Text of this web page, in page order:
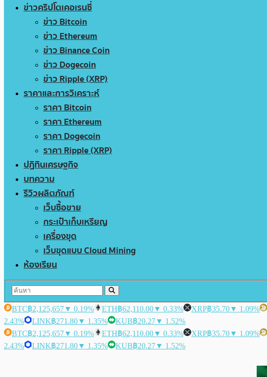
ข่าวคริปโตเคอเรนซี่
ข่าว Bitcoin
ข่าว Ethereum
ข่าว Binance Coin
ข่าว Dogecoin
ข่าว Ripple (XRP)
ราคาและการวิเคราะห์
ราคา Bitcoin
ราคา Ethereum
ราคา Dogecoin
ราคา Ripple (XRP)
ปฏิทินเศรษฐกิจ
บทความ
รีวิวผลิตภัณฑ์
เว็บซื้อขาย
กระเป๋าเก็บเหรียญ
เครื่องขุด
เว็บขุดแบบ Cloud Mining
ห้องเรียน
BTC฿2,125,657▼ 0.19% ETH฿62,110.00▼ 0.33% XRP฿35.70▼ 1.09%
2.43%
LINK฿271.80▼ 1.35% KUB฿20.27▼ 1.52%
BTC฿2,125,657▼ 0.19% ETH฿62,110.00▼ 0.33% XRP฿35.70▼ 1.09%
2.43%
LINK฿271.80▼ 1.35% KUB฿20.27▼ 1.52%